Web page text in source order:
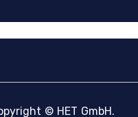
© HET GmbH.